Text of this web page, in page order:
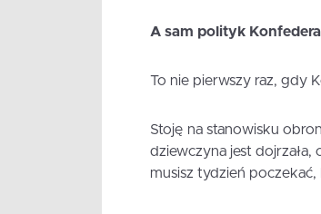
A sam polityk
To nie pierwszy raz, gdy
Stoję na stanowisku
dziewczyna jest dojrzała,
musisz tydzień